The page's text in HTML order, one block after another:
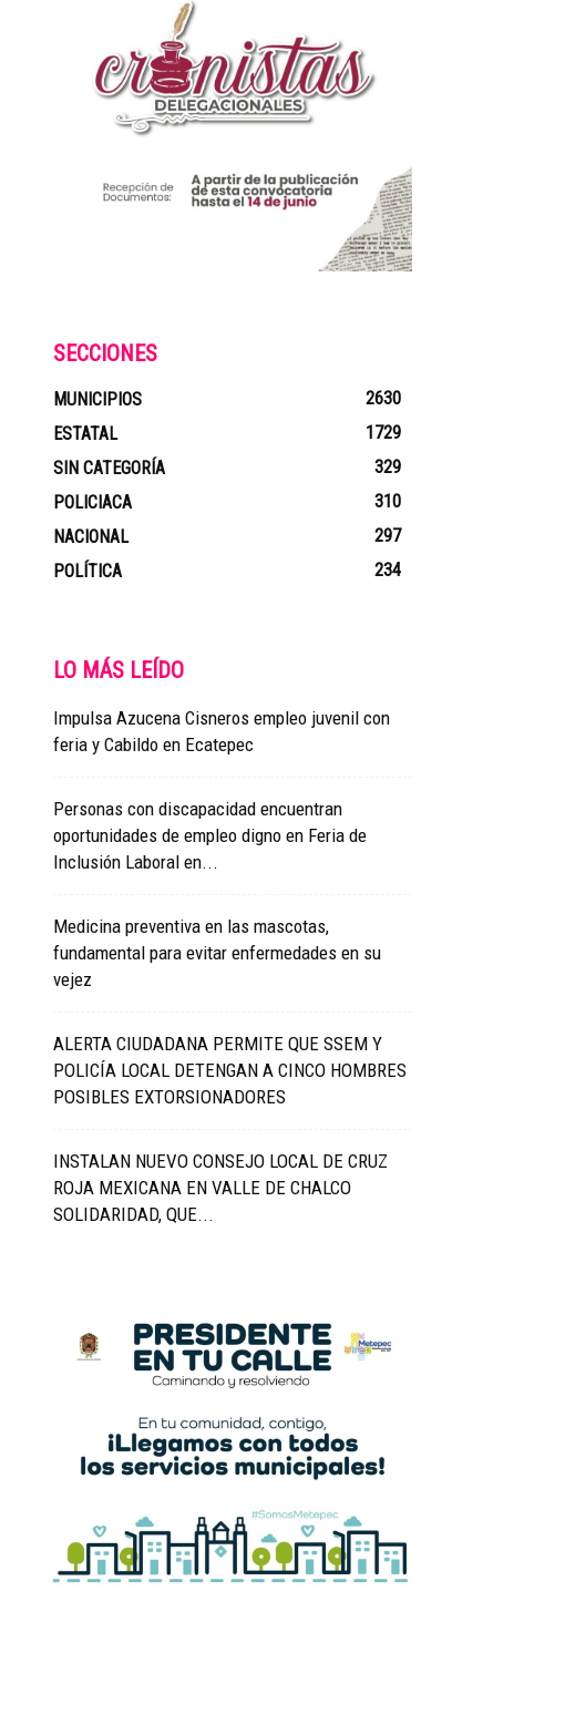
SECCIONES
MUNICIPIOS
2630
ESTATAL
1729
SIN CATEGORÍA
329
POLICIACA
310
NACIONAL
297
POLÍTICA
234
LO MÁS LEÍDO
Impulsa Azucena Cisneros empleo juvenil con
feria y Cabildo en Ecatepec
Personas con discapacidad encuentran
oportunidades de empleo digno en Feria de
Inclusión Laboral en...
Medicina preventiva en las mascotas,
fundamental para evitar enfermedades en su
vejez
ALERTA CIUDADANA PERMITE QUE SSEM Y
POLICÍA LOCAL DETENGAN A CINCO HOMBRES
POSIBLES EXTORSIONADORES
INSTALAN NUEVO CONSEJO LOCAL DE CRUZ
ROJA MEXICANA EN VALLE DE CHALCO
SOLIDARIDAD, QUE...